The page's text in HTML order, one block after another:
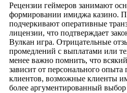
Рецензии геймеров занимают
формировании имиджа казино.
подчеркивают оперативные
лицензии, что подтверждает
Вулкан игра. Отрицательные
промедлений с выплатами или
менее важно помнить, что
зависит от персонального
клиентов, возможные клиенты
более аргументированный выбор